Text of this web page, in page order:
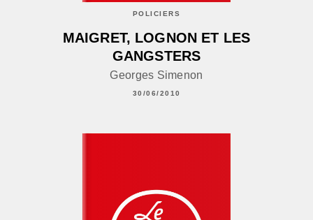
POLICIERS
MAIGRET, LOGNON ET LES
GANGSTERS
Georges Simenon
30/06/2010